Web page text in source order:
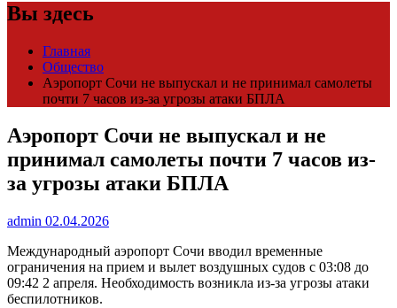
Вы здесь
Главная
Общество
Аэропорт Сочи не выпускал и не принимал самолеты
почти 7 часов из-за угрозы атаки БПЛА
Аэропорт Сочи не выпускал и не
принимал самолеты почти 7 часов из-
за угрозы атаки БПЛА
admin 02.04.2026
Международный аэропорт Сочи вводил временные
ограничения на прием и вылет воздушных судов с 03:08 до
09:42 2 апреля. Необходимость возникла из-за угрозы атаки
беспилотников.